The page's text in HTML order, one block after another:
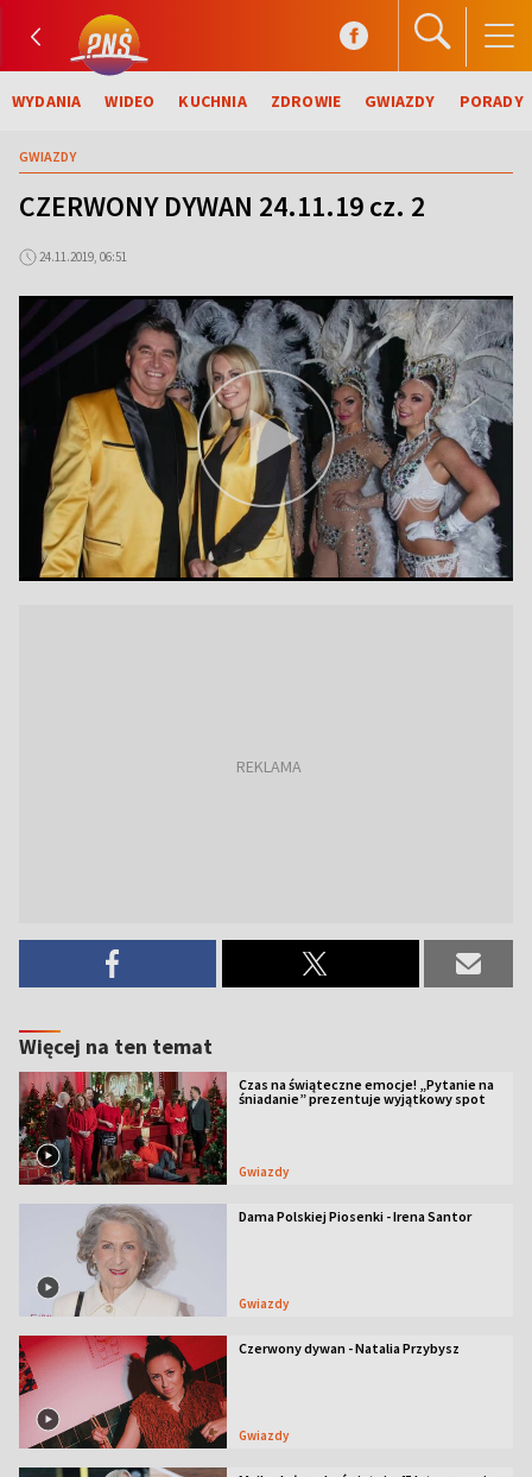
WYDANIA WIDEO KUCHNIA ZDROWIE GWIAZDY PORADY
GWIAZDY
CZERWONY DYWAN 24.11.19 cz. 2
24.11.2019, 06:51
Więcej na ten temat
Czas na świąteczne emocje! „Pytanie na
śniadanie” prezentuje wyjątkowy spot
Gwiazdy
Dama Polskiej Piosenki - Irena Santor
Gwiazdy
Czerwony dywan - Natalia Przybysz
Gwiazdy